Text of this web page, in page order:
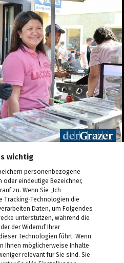
wichtig
personenbezogene
oder eindeutige Bezeichner,
zu. Wenn Sie „Ich
Tracking-Technologien die
Daten, um Folgendes
unterstützen, während die
der Widerruf Ihrer
Technologien führt. Wenn
Ihnen möglicherweise Inhalte
relevant für Sie sind. Sie